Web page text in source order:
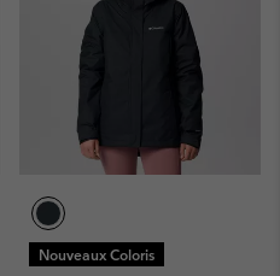
Nouveaux Coloris